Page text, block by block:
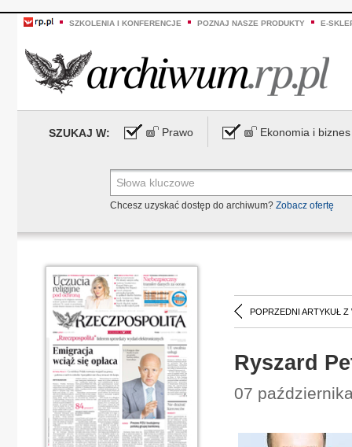
SZKOLENIA I KONFERENCJE POZNAJ NASZE PRODUKTY E-
SZUKAJ W: Prawo Ekonomia i biznes
Chcesz uzyskać dostęp do archiwum? Zobacz ofertę
POPRZEDNI ARTYKUŁ Z
Ryszard
07